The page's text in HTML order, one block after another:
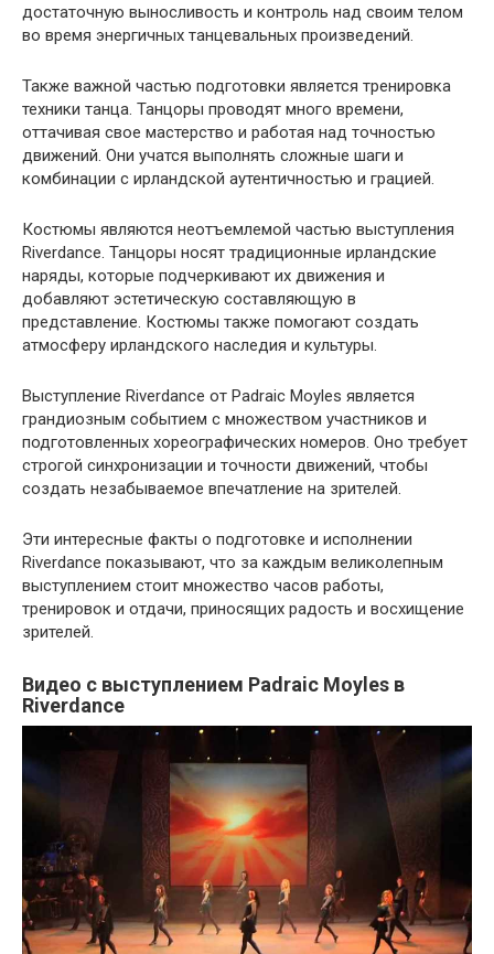
достаточную выносливость и контроль над своим телом
во время энергичных танцевальных произведений.
Также важной частью подготовки является тренировка
техники танца. Танцоры проводят много времени,
оттачивая свое мастерство и работая над точностью
движений. Они учатся выполнять сложные шаги и
комбинации с ирландской аутентичностью и грацией.
Костюмы являются неотъемлемой частью выступления
Riverdance. Танцоры носят традиционные ирландские
наряды, которые подчеркивают их движения и
добавляют эстетическую составляющую в
представление. Костюмы также помогают создать
атмосферу ирландского наследия и культуры.
Выступление Riverdance от Padraic Moyles является
грандиозным событием с множеством участников и
подготовленных хореографических номеров. Оно требует
строгой синхронизации и точности движений, чтобы
создать незабываемое впечатление на зрителей.
Эти интересные факты о подготовке и исполнении
Riverdance показывают, что за каждым великолепным
выступлением стоит множество часов работы,
тренировок и отдачи, приносящих радость и восхищение
зрителей.
Видео с выступлением Padraic Moyles в
Riverdance